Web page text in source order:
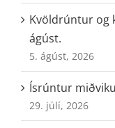
Kvöldrúntur og
ágúst.
5. ágúst, 2026
Ísrúntur
29. júlí, 2026